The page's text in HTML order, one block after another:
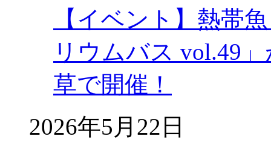
【イベント】熱帯
リウムバス vol.49
草で開催！
2026年5月22日